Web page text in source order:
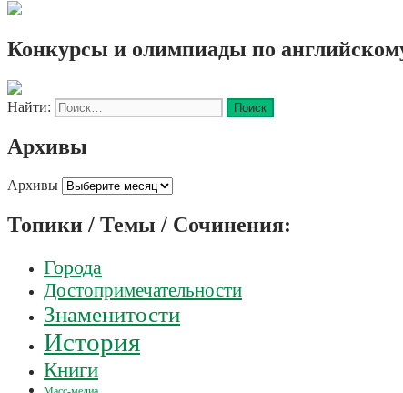
Конкурсы и олимпиады по
Найти:
Архивы
Архивы
Топики / Темы / Сочинения:
Города
Достопримечательности
Знаменитости
История
Книги